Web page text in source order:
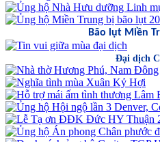
Bão lụt Miền
Đại dịch